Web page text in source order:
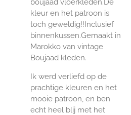
boujaad vloerkleden.De
kleur en het patroon is
toch geweldig!!Inclusief
binnenkussen.Gemaakt in
Marokko van vintage
Boujaad kleden.
Ik werd verliefd op de
prachtige kleuren en het
mooie patroon, en ben
echt heel blij met het